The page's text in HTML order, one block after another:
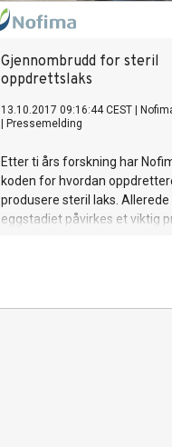
Gjennombrudd for steril
oppdrettslaks
13.10.2017 09:16:44 CEST
Pressemelding
Etter ti års forskning har
koden for hvordan
produsere steril laks.
eggstadiet påvirkes et viktig